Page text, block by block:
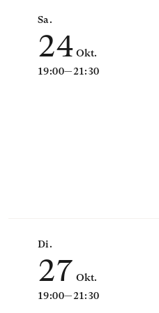
Sa.
24 Okt.
19:00—21:30
Di.
27 Okt.
19:00—21:30